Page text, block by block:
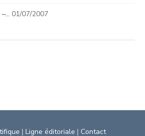
01/07/2007
| Ligne éditoriale | Contact